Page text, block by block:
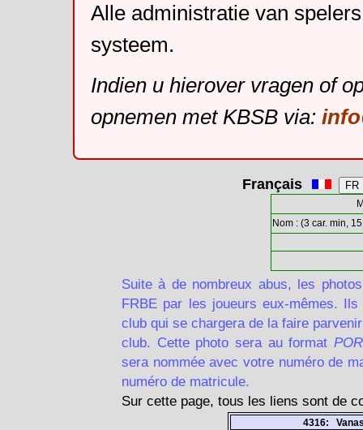
Alle administratie van
systeem.
Indien u hierover vragen of
opnemen met KBSB via:
Français
Nom : (3 car. min,
Suite à de nombreux abus, les
FRBE par les joueurs eux-mêmes.
club qui se chargera de la faire
club. Cette photo sera au format
sera nommée avec votre numéro de
numéro de matricule.
Sur cette page, tous les liens sont de
4316: